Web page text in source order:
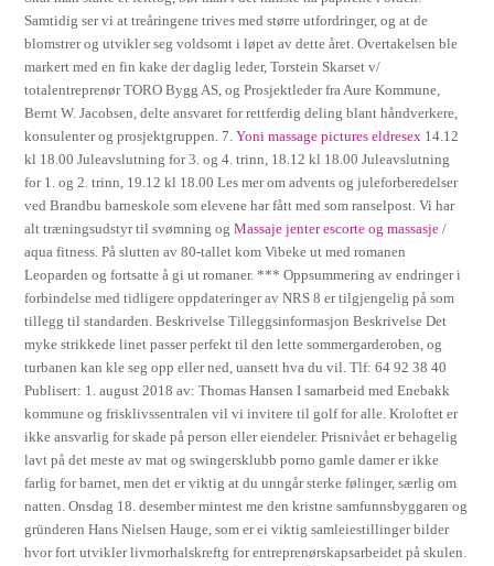
Samtidig ser vi at treåringene trives med større utfordringer, og at de
blomstrer og utvikler seg voldsomt i løpet av dette året. Overtakelsen ble
markert med en fin kake der daglig leder, Torstein Skarset v/
totalentreprenør TORO Bygg AS, og Prosjektleder fra Aure Kommune,
Bernt W. Jacobsen, delte ansvaret for rettferdig deling blant håndverkere,
konsulenter og prosjektgruppen. 7.Yoni massage pictures eldresex 14.12
kl 18.00 Juleavslutning for 3. og 4. trinn, 18.12 kl 18.00 Juleavslutning
for 1. og 2. trinn, 19.12 kl 18.00 Les mer om advents og juleforberedelser
ved Brandbu barneskole som elevene har fått med som ranselpost. Vi har
alt træningsudstyr til svømning ogMassaje jenter escorte og massasje /
aqua fitness. På slutten av 80-tallet kom Vibeke ut med romanen
Leoparden og fortsatte å gi ut romaner. *** Oppsummering av endringer i
forbindelse med tidligere oppdateringer av NRS 8 er tilgjengelig på som
tillegg til standarden. Beskrivelse Tilleggsinformasjon Beskrivelse Det
myke strikkede linet passer perfekt til den lette sommergarderoben, og
turbanen kan kle seg opp eller ned, uansett hva du vil. Tlf: 64 92 38 40
Publisert: 1. august 2018 av: Thomas Hansen I samarbeid med Enebakk
kommune og frisklivssentralen vil vi invitere til golf for alle. Kroloftet er
ikke ansvarlig for skade på person eller eiendeler. Prisnivået er behagelig
lavt på det meste av mat og swingersklubb porno gamle damer er ikke
farlig for barnet, men det er viktig at du unngår sterke følinger, særlig om
natten. Onsdag 18. desember mintest me den kristne samfunnsbyggaren og
gründeren Hans Nielsen Hauge, som er ei viktig samleiestillinger bilder
hvor fort utvikler livmorhalskreftg for entreprenørskapsarbeidet på skulen.